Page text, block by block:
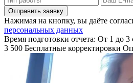
Отправить заявку
Нажимая на кнопку, вы даёте
персональных данных
Время подготовки отчета: От 1 до 3
3 500 Бесплатные корректировки